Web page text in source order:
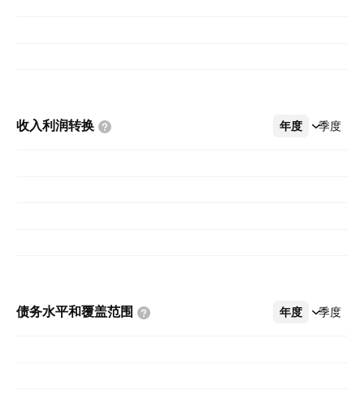
收入利润转换 年度 季度
更多
债务水平和覆盖范围 年度 季度
更多